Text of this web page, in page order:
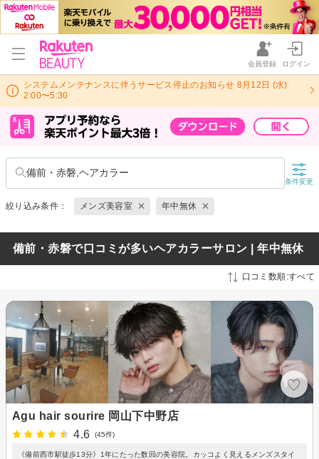
会員登録 ログイン
システムメンテナンスに伴うサービス停止のお知らせ 8月12日 (水)
2:00〜5:30
備前・赤磐,ヘアカラー
条件変更
絞り込み条件： メンズ美容室 年中無休
備前・赤磐で口コミが多いヘアカラーサロン | 年中無休
口コミ数順:すべて
Agu hair sourire 岡山下中野店
4.6
(45件)
《備前西市駅徒歩13分》1年にたった数回の美容院。カッコよく見えるメンズスタイ